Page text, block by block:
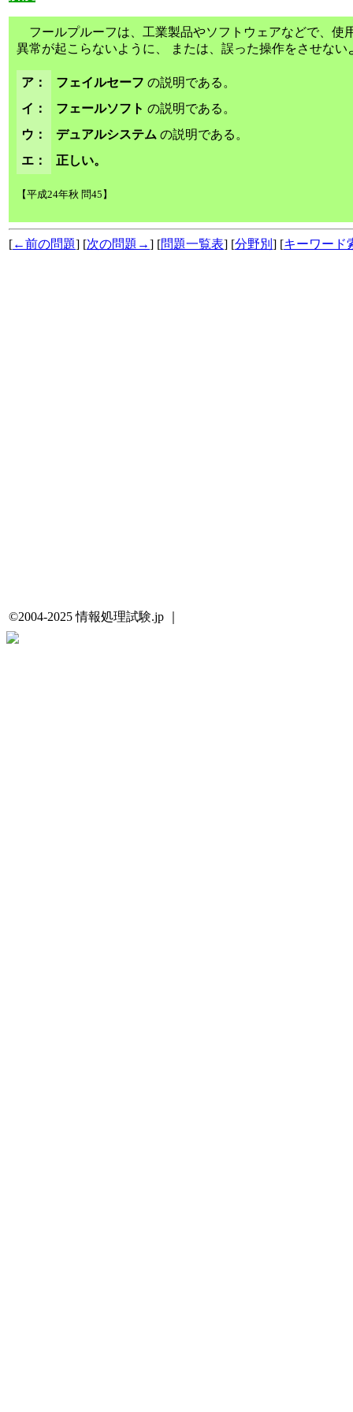
フールプルーフは、工業製品やソフトウェアなどで、使
異常が起こらないように、 または、誤った操作をさせな
ア： フェイルセーフ の説明である。
イ：
フェールソフト の説明である。
ウ：
デュアルシステム の説明である。
エ：
正しい。
【平成24年秋 問45】
[←前の問題] [次の問題→] [問題一覧表] [分野別 ] [キーワード
©2004-2025 情報処理試験.jp ｜